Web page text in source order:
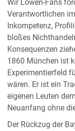
Wir Löwen-Fans
Verantwortlichen
Inkompetenz,
bloßes
Konsequenzen
1860 München ist
Experimentierfeld
wären. Er ist ein
eigenen Leuten
Neuanfang ohne
Der Rückzug der